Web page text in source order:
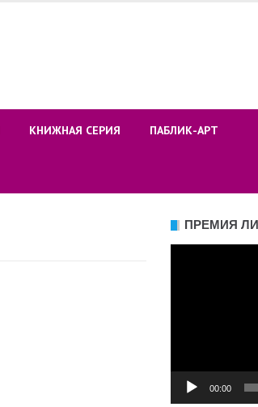
КНИЖНАЯ СЕРИЯ ПАБЛИК-АРТ
ПРЕМИЯ
00:00